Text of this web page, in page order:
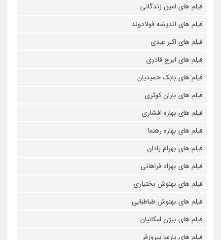
فیلم های امین زندگانی
فیلم های اندیشه فولادوند
فیلم های اکبر عبدی
فیلم های ایرج قادری
فیلم های بابک حمیدیان
فیلم های باران کوثری
فیلم های بهاره افشاری
فیلم های بهاره رهنما
فیلم های بهرام رادان
فیلم های بهزاد فراهانی
فیلم های بهنوش بختیاری
فیلم های بهنوش طباطبایی
فیلم های بیژن امکانیان
فیلم های پارسا پیروزفر